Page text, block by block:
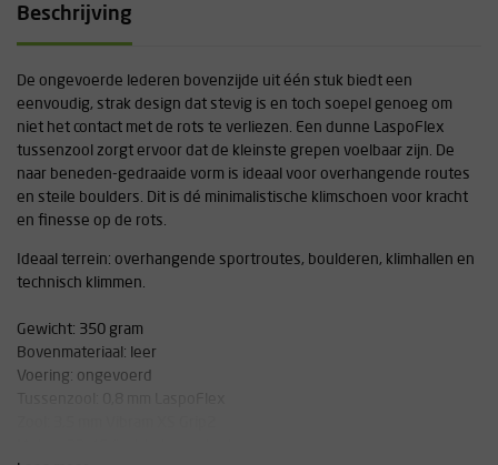
Beschrijving
De ongevoerde lederen bovenzijde uit één stuk biedt een
eenvoudig, strak design dat stevig is en toch soepel genoeg om
niet het contact met de rots te verliezen. Een dunne LaspoFlex
tussenzool zorgt ervoor dat de kleinste grepen voelbaar zijn. De
naar beneden-gedraaide vorm is ideaal voor overhangende routes
en steile boulders. Dit is dé minimalistische klimschoen voor kracht
en finesse op de rots.
Ideaal terrein: overhangende sportroutes, boulderen, klimhallen en
technisch klimmen.
Gewicht: 350 gram
Bovenmateriaal: leer
Voering: ongevoerd